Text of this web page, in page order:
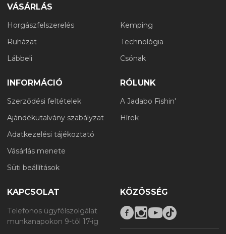
VÁSÁRLÁS
Horgászfelszerelés
Ruházat
Lábbeli
Kemping
Technológia
Csónak
INFORMÁCIÓ
Szerződési feltételek
Ajándékutalvány szabályzat
Adatkezelési tájékoztató
Vásárlás menete
Süti beállítások
RÓLUNK
A Jadabo Fishin'
Hírek
KAPCSOLAT
Telefonos ügyfélszolgálat
munkanapokon 9-től 17-ig
KÖZÖSSÉG